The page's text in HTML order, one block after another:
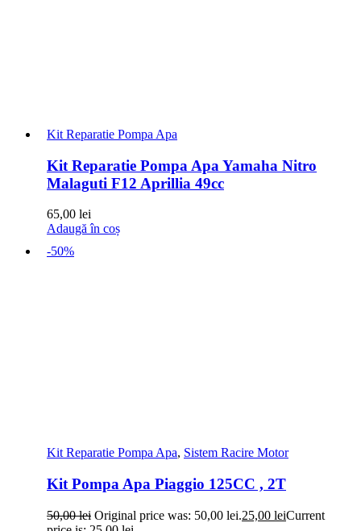
Kit Reparatie Pompa Apa
Kit Reparatie Pompa Apa Yamaha Nitro
Malaguti F12 Aprillia 49cc
65,00 lei
Adaugă în coș
-50%
Kit Reparatie Pompa Apa, Sistem Racire Motor
Kit Pompa Apa Piaggio 125CC , 2T
50,00lei Original price was: 50,00 lei.25,00 leiCurrent